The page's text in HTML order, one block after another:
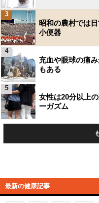
昭和の農村では
小便器
3
充血や眼球の痛
もある
4
女性は20分以上
ーガズム
5
最新の健康記事